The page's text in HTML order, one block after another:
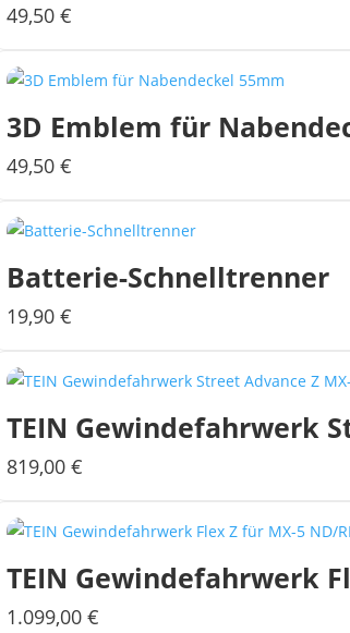
49,50€
3D Emblem für
49,50€
Batterie-Schnelltrenner
19,90€
TEIN Gewindefahrwerk
819,00€
TEIN Gewindefahrwerk
1.099,00€